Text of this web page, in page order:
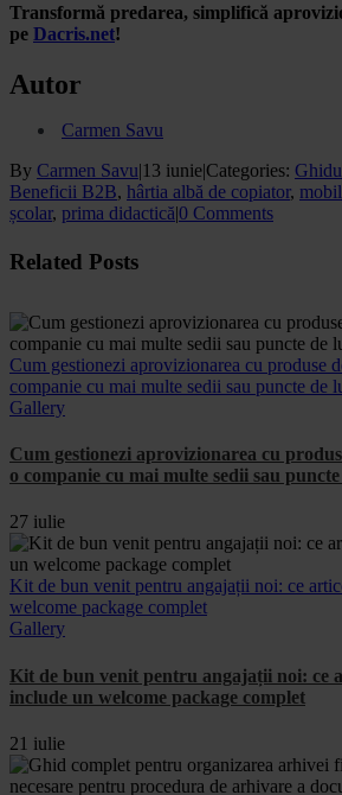
Transformă predarea, simplifică
pe Dacris.net!
Autor
Carmen Savu
By Carmen Savu|13 iunie|Categories:
Beneficii B2B, hârtia albă de copiator,
școlar, prima didactică|0 Comments
Facebook
X
WhatsApp
Email
Related Posts
Cum gestionezi aprovizionarea cu produse
companie cu mai multe sedii sau puncte de
Gallery
Cum gestionezi aprovizionarea cu
o companie cu mai multe sedii sau
27 iulie
Kit de bun venit pentru angajații noi: ce
welcome package complet
Gallery
Kit de bun venit pentru angajații noi: ce
include un welcome package complet
21 iulie